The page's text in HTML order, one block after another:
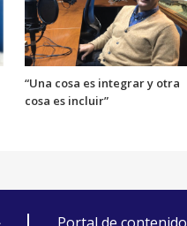
“Una cosa es integrar y otra
cosa es incluir”